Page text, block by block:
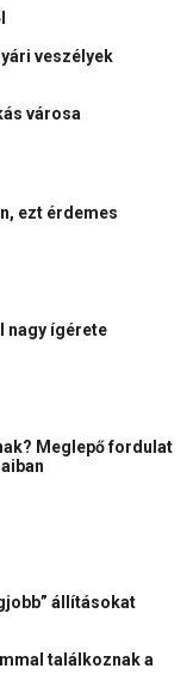
veszélyek
városa
ezt érdemes
nagy ígérete
Meglepő fordulat
állításokat
találkoznak a